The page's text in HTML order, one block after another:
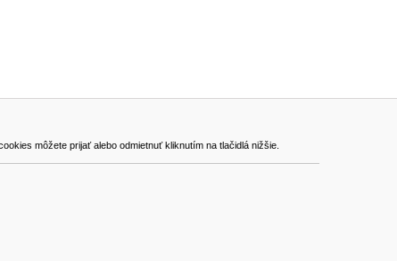
môžete prijať alebo odmietnuť kliknutím na tlačidlá nižšie.